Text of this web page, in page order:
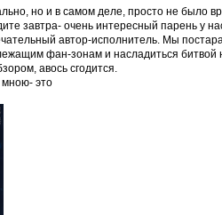
но и в самом деле, просто не было
завтра- очень интересный парень у
автор-исполнитель. Мы
фан-зонам и насладиться
авось сгодится.
мною- это